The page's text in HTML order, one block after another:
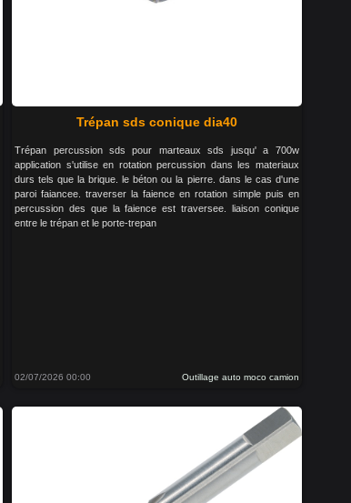
Trépan sds conique dia40
Trépan percussion sds pour marteaux sds jusqu' a 700w
application s'utilise en rotation percussion dans les materiaux
durs tels que la brique. le béton ou la pierre. dans le cas d'une
paroi faiancee. traverser la faience en rotation simple puis en
percussion des que la faience est traversee. liaison conique
entre le trépan et le porte-trepan
02/07/2026 00:00 Outillage auto moco camion